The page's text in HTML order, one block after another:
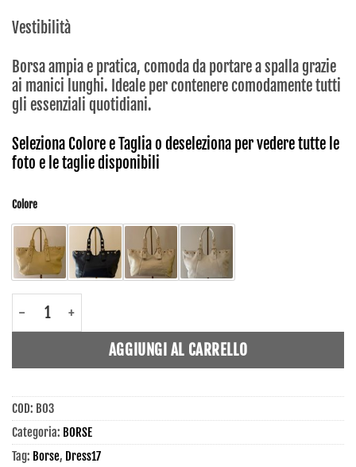
Vestibilità
Borsa ampia e pratica, comoda da portare a spalla grazie
ai manici lunghi. Ideale per contenere comodamente tutti
gli essenziali quotidiani.
Seleziona Colore e Taglia o deseleziona per vedere tutte le
foto e le taglie disponibili
Colore
AGGIUNGI AL CARRELLO
COD: B03
Categoria: BORSE
Tag: Borse, Dress17